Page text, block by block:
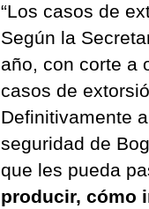
“Los casos de
Según la
año, con corte a
casos de
Definitivamente
seguridad de
que les pueda
producir, cómo